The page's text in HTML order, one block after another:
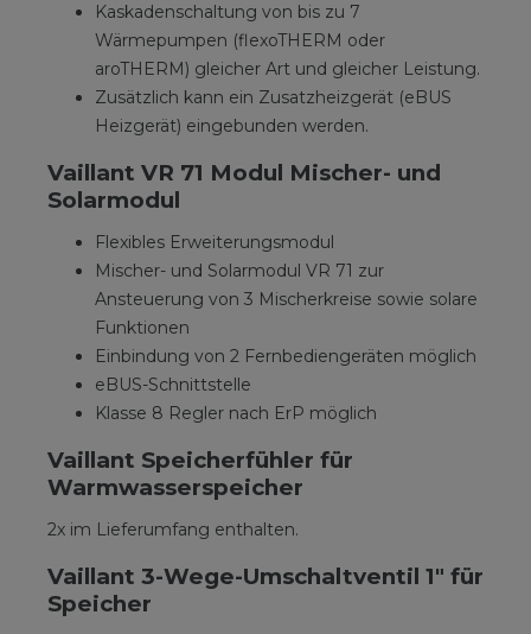
Kaskadenschaltung von bis zu 7
Wärmepumpen (flexoTHERM oder
aroTHERM) gleicher Art und gleicher Leistung.
Zusätzlich kann ein Zusatzheizgerät (eBUS
Heizgerät) eingebunden werden.
Vaillant VR 71 Modul Mischer- und
Solarmodul
Flexibles Erweiterungsmodul
Mischer- und Solarmodul VR 71 zur
Ansteuerung von 3 Mischerkreise sowie solare
Funktionen
Einbindung von 2 Fernbediengeräten möglich
eBUS-Schnittstelle
Klasse 8 Regler nach ErP möglich
Vaillant Speicherfühler für
Warmwasserspeicher
2x im Lieferumfang enthalten.
Vaillant 3-Wege-Umschaltventil 1" für
Speicher